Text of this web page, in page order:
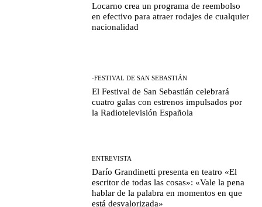
Locarno crea un programa de reembolso
en efectivo para atraer rodajes de cualquier
nacionalidad
-FESTIVAL DE SAN SEBASTIÁN
El Festival de San Sebastián celebrará
cuatro galas con estrenos impulsados por
la Radiotelevisión Española
ENTREVISTA
Darío Grandinetti presenta en teatro «El
escritor de todas las cosas»: «Vale la pena
hablar de la palabra en momentos en que
está desvalorizada»